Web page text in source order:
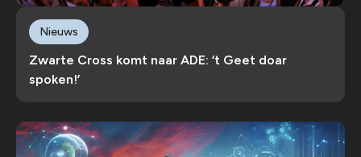
Zwarte Cross komt naar ADE: ‘t Geet doar
spoken!’
Nieuws